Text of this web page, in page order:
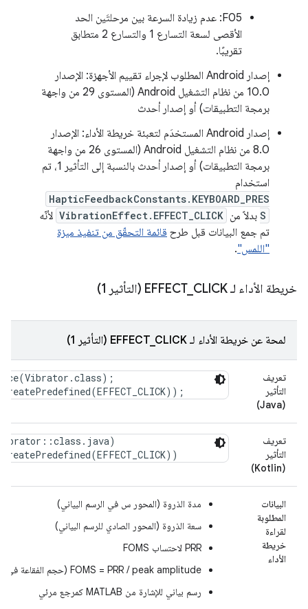
‫F05: عدم زيادة السرعة بين مرحلتَين الحد
الأقصى لسعة التسارع 1 والتسارع 2 متطابق
تقريبًا.
إصدار Android المطلوب لإجراء تقييم الأجهزة: الإصدار
10.0 من نظام التشغيل Android (المستوى 29 من واجهة
برمجة التطبيقات) أو إصدار أحدث
إصدار Android المستخدَم لتعبئة خريطة الأداء: الإصدار
8.0 من نظام التشغيل Android (المستوى 26 من واجهة
برمجة التطبيقات) أو إصدار أحدث بالنسبة إلى التأثير 1، تم
استخدام
HapticFeedbackConstants.KEYBOARD_PRES
S بدلاً من VibrationEffect.EFFECT_CLICK لأنّه
تم جمع البيانات قبل طرح قائمة التحقّق من تنفيذ ميزة
"اللمس".
خريطة الأداء لـ EFFECT _ CLICK (التأثير 1)
لمحة عن خريطة الأداء لـ EFFECT_CLICK (التأثير 1)
تعريف
التأثير
(Java)
تعريف
التأثير
(Kotlin)
البيانات
المطلوبة
لقراءة
خريطة
الأداء
مدة الذروة (المحور س في الرسم البياني)
سعة الذروة (المحور الصادي للرسم البياني)
PRR لاحتساب FOMS
FOMS = PRR / peak amplitude (حجم الفقاعة في الرسم البياني الفقاعي)
رسم بياني للإشارة من MATLAB كمرجع مرئي